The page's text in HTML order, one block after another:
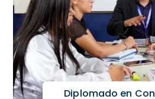
Diplomado en